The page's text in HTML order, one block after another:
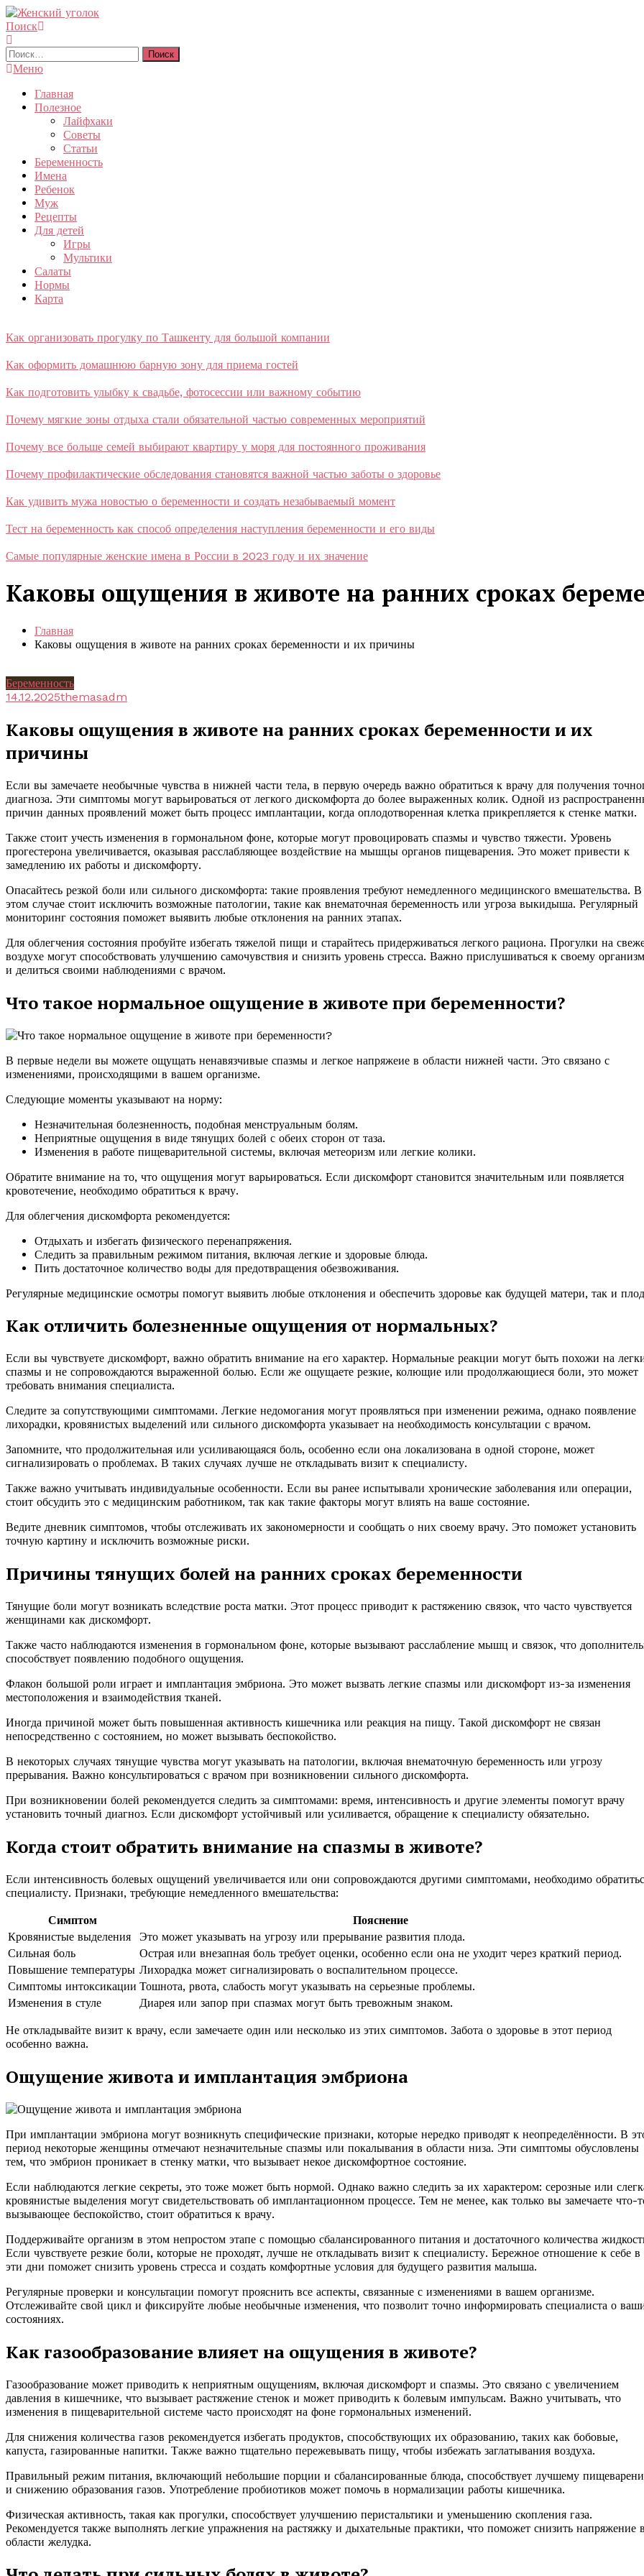
Перейти
к
содержимому
Женский уголок
Поиск
Найти:
Меню
Главная
Полезное
Лайфхаки
Советы
Статьи
Беременность
Имена
Ребенок
Муж
Рецепты
Для детей
Игры
Мультики
Салаты
Нормы
Карта
Как организовать прогулку по Ташкенту для большой компании
Как оформить домашнюю барную зону для приема гостей
Как подготовить улыбку к свадьбе, фотосессии или важному событию
Почему мягкие зоны отдыха стали обязательной частью современных мероприятий
Почему все больше семей выбирают квартиру у моря для постоянного проживания
Почему профилактические обследования становятся важной частью заботы о здоровье
Как удивить мужа новостью о беременности и создать незабываемый момент
Тест на беременность как способ определения наступления беременности и его виды
Самые популярные женские имена в России в 2023 году и их значение
Каковы ощущения в животе на ранних сроках
Главная
Каковы ощущения в животе на ранних сроках беременности и их причины
Беременность
14.12.2025themasadm
Каковы ощущения в животе на ранних сроках беременности и их
причины
Если вы замечаете необычные чувства в нижней части тела, в первую очередь важно обратиться к врачу для получения
диагноза. Эти симптомы могут варьироваться от легкого дискомфорта до более выраженных колик. Одной из
причин данных проявлений может быть процесс имплантации, когда оплодотворенная клетка прикрепляется к стенке матки.
Также стоит учесть изменения в гормональном фоне, которые могут провоцировать спазмы и чувство тяжести. Уровень
прогестерона увеличивается, оказывая расслабляющее воздействие на мышцы органов пищеварения. Это может привести к
замедлению их работы и дискомфорту.
Опасайтесь резкой боли или сильного дискомфорта: такие проявления требуют немедленного медицинского вмешательства. В
этом случае стоит исключить возможные патологии, такие как внематочная беременность или угроза выкидыша. Регулярный
мониторинг состояния поможет выявить любые отклонения на ранних этапах.
Для облегчения состояния пробуйте избегать тяжелой пищи и старайтесь придерживаться легкого рациона. Прогулки на
воздухе могут способствовать улучшению самочувствия и снизить уровень стресса. Важно прислушиваться к своему
и делиться своими наблюдениями с врачом.
Что такое нормальное ощущение в животе при беременности?
В первые недели вы можете ощущать ненавязчивые спазмы и легкое напряжеие в области нижней части. Это связано с
изменениями, происходящими в вашем организме.
Следующие моменты указывают на норму:
Незначительная болезненность, подобная менструальным болям.
Неприятные ощущения в виде тянущих болей с обеих сторон от таза.
Изменения в работе пищеварительной системы, включая метеоризм или легкие колики.
Обратите внимание на то, что ощущения могут варьироваться. Если дискомфорт становится значительным или появляется
кровотечение, необходимо обратиться к врачу.
Для облегчения дискомфорта рекомендуется:
Отдыхать и избегать физического перенапряжения.
Следить за правильным режимом питания, включая легкие и здоровые блюда.
Пить достаточное количество воды для предотвращения обезвоживания.
Регулярные медицинские осмотры помогут выявить любые отклонения и обеспечить здоровье как будущей матери, так и
Как отличить болезненные ощущения от нормальных?
Если вы чувствуете дискомфорт, важно обратить внимание на его характер. Нормальные реакции могут быть похожи на
спазмы и не сопровождаются выраженной болью. Если же ощущаете резкие, колющие или продолжающиеся боли, это может
требовать внимания специалиста.
Следите за сопутствующими симптомами. Легкие недомогания могут проявляться при изменении режима, однако появление
лихорадки, кровянистых выделений или сильного дискомфорта указывает на необходимость консультации с врачом.
Запомните, что продолжительная или усиливающаяся боль, особенно если она локализована в одной стороне, может
сигнализировать о проблемах. В таких случаях лучше не откладывать визит к специалисту.
Также важно учитывать индивидуальные особенности. Если вы ранее испытывали хронические заболевания или операции,
стоит обсудить это с медицинским работником, так как такие факторы могут влиять на ваше состояние.
Ведите дневник симптомов, чтобы отслеживать их закономерности и сообщать о них своему врачу. Это поможет установить
точную картину и исключить возможные риски.
Причины тянущих болей на ранних сроках беременности
Тянущие боли могут возникать вследствие роста матки. Этот процесс приводит к растяжению связок, что часто чувствуется
женщинами как дискомфорт.
Также часто наблюдаются изменения в гормональном фоне, которые вызывают расслабление мышц и связок, что
способствует появлению подобного ощущения.
Флакон большой роли играет и имплантация эмбриона. Это может вызвать легкие спазмы или дискомфорт из-за изменения
местоположения и взаимодействия тканей.
Иногда причиной может быть повышенная активность кишечника или реакция на пищу. Такой дискомфорт не связан
непосредственно с состоянием, но может вызывать беспокойство.
В некоторых случаях тянущие чувства могут указывать на патологии, включая внематочную беременность или угрозу
прерывания. Важно консультироваться с врачом при возникновении сильного дискомфорта.
При возникновении болей рекомендуется следить за симптомами: время, интенсивность и другие элементы помогут врачу
установить точный диагноз. Если дискомфорт устойчивый или усиливается, обращение к специалисту обязательно.
Когда стоит обратить внимание на спазмы в животе?
Если интенсивность болевых ощущений увеличивается или они сопровождаются другими симптомами, необходимо
специалисту. Признаки, требующие немедленного вмешательства:
Симптом
Пояснение
Кровянистые выделения
Это может указывать на угрозу или прерывание развития плода.
Сильная боль
Острая или внезапная боль требует оценки, особенно если она не уходит через краткий период.
Повышение температуры Лихорадка может сигнализировать о воспалительном процессе.
Симптомы интоксикации Тошнота, рвота, слабость могут указывать на серьезные проблемы.
Изменения в стуле
Диарея или запор при спазмах могут быть тревожным знаком.
Не откладывайте визит к врачу, если замечаете один или несколько из этих симптомов. Забота о здоровье в этот период
особенно важна.
Ощущение живота и имплантация эмбриона
При имплантации эмбриона могут возникнуть специфические признаки, которые нередко приводят к неопределённости. В
период некоторые женщины отмечают незначительные спазмы или покалывания в области низа. Эти симптомы обусловлены
тем, что эмбрион проникает в стенку матки, что вызывает некое дискомфортное состояние.
Если наблюдаются легкие секреты, это тоже может быть нормой. Однако важно следить за их характером: серозные или
кровянистые выделения могут свидетельствовать об имплантационном процессе. Тем не менее, как только вы замечаете что-
вызывающее беспокойство, стоит обратиться к врачу.
Поддерживайте организм в этом непростом этапе с помощью сбалансированного питания и достаточного количества
Если чувствуете резкие боли, которые не проходят, лучше не откладывать визит к специалисту. Бережное отношение к себе в
эти дни поможет снизить уровень стресса и создать комфортные условия для будущего развития малыша.
Регулярные проверки и консультации помогут прояснить все аспекты, связанные с изменениями в вашем организме.
Отслеживайте свой цикл и фиксируйте любые необычные изменения, что позволит точно информировать специалиста о
состояниях.
Как газообразование влияет на ощущения в животе?
Газообразование может приводить к неприятным ощущениям, включая дискомфорт и спазмы. Это связано с увеличением
давления в кишечнике, что вызывает растяжение стенок и может приводить к болевым импульсам. Важно учитывать, что
изменения в пищеварительной системе часто происходят на фоне гормональных изменений.
Для снижения количества газов рекомендуется избегать продуктов, способствующих их образованию, таких как бобовые,
капуста, газированные напитки. Также важно тщательно пережевывать пищу, чтобы избежать заглатывания воздуха.
Правильный режим питания, включающий небольшие порции и сбалансированные блюда, способствует лучшему
и снижению образования газов. Употребление пробиотиков может помочь в нормализации работы кишечника.
Физическая активность, такая как прогулки, способствует улучшению перистальтики и уменьшению скопления газа.
Рекомендуется также выполнять легкие упражнения на растяжку и дыхательные практики, что поможет снизить напряжение в
области желудка.